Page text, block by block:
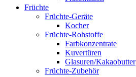
Früchte
Früchte-Geräte
Kocher
Früchte-Rohstoffe
Farbkonzentrate
Kuvertüren
Glasuren/Kakaobutter
Früchte-Zubehör